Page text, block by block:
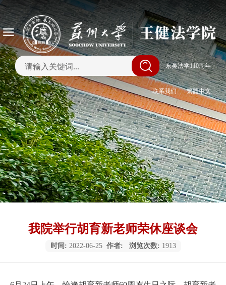
| 东吴法学110周年
联系我们 繁體中文
我院举行胡育新老师荣休座谈会
时间: 2022-06-25 作者: 浏览次数: 1913